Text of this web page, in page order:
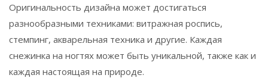
Оригинальность дизайна может достигаться
разнообразными техниками: витражная роспись,
стемпинг, акварельная техника и другие. Каждая
снежинка на ногтях может быть уникальной, также как и
каждая настоящая на природе.